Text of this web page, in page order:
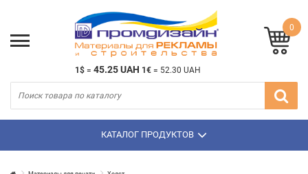
1$ = 45.25 UAH 1€ = 52.30 UAH
0
КАТАЛОГ ПРОДУКТОВ